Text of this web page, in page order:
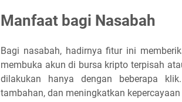
Manfaat bagi Nasabah
Bagi nasabah, hadirnya fitur ini
membuka akun di bursa kripto terpisah
dilakukan hanya dengan beberapa
tambahan, dan meningkatkan